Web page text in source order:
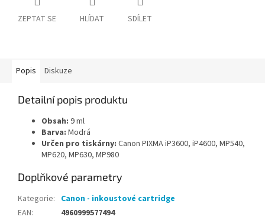
ZEPTAT SE HLÍDAT SDÍLET
Popis Diskuze
Detailní popis produktu
Obsah: 9 ml
Barva: Modrá
Určen pro tiskárny: Canon PIXMA iP3600, iP4600, MP540,
MP620, MP630, MP980
Doplňkové parametry
Kategorie: Canon - inkoustové cartridge
EAN: 4960999577494